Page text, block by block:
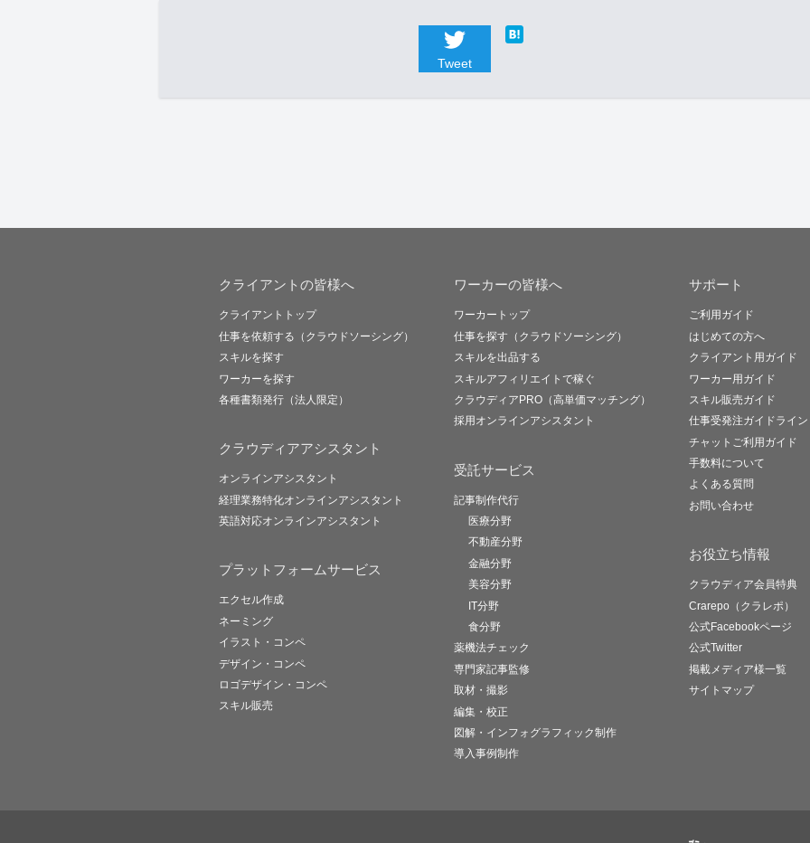
Tweet
クライアントの皆様へ
クライアントトップ
仕事を依頼する（クラウドソーシング）
スキルを探す
ワーカーを探す
各種書類発行（法人限定）
クラウディアアシスタント
オンラインアシスタント
経理業務特化オンラインアシスタント
英語対応オンラインアシスタント
プラットフォームサービス
エクセル作成
ネーミング
イラスト・コンペ
デザイン・コンペ
ロゴデザイン・コンペ
スキル販売
ワーカーの皆様へ
ワーカートップ
仕事を探す（クラウドソーシング）
スキルを出品する
スキルアフィリエイトで稼ぐ
クラウディアPRO（高単価マッチング）
採用オンラインアシスタント
受託サービス
記事制作代行
医療分野
不動産分野
金融分野
美容分野
IT分野
食分野
薬機法チェック
専門家記事監修
取材・撮影
編集・校正
図解・インフォグラフィック制作
導入事例制作
サポート
ご利用ガイド
はじめての方へ
クライアント用ガイド
ワーカー用ガイド
スキル販売ガイド
仕事受発注ガイドライン
チャットご利用ガイド
手数料について
よくある質問
お問い合わせ
お役立ち情報
クラウディア会員特典
Crarepo（クラレポ）
公式Facebookページ
公式Twitter
掲載メディア様一覧
サイトマップ